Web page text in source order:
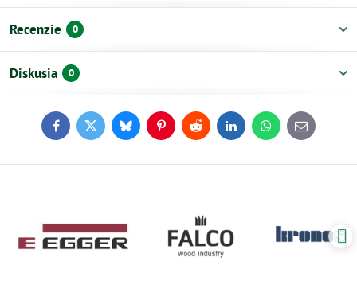
Recenzie 0
Diskusia 0
FacebookTwitterBlueskyPinterestReddit LinkedInWhatsApp
E-
mail